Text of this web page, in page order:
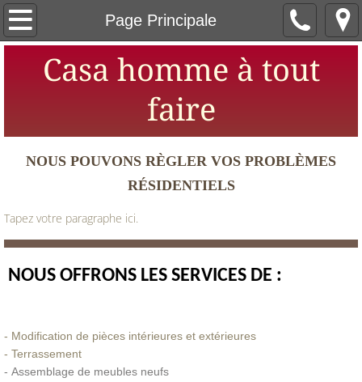
Page Principale
Page Principale
A propos de nous
Casa homme à tout
faire
NOUS POUVONS RÈGLER VOS PROBLÈMES
RÉSIDENTIELS
Tapez votre paragraphe ici.
NOUS OFFRONS LES SERVICES DE :
- Modification de pièces intérieures et extérieures
- Terrassement
- Assemblage de meubles neufs